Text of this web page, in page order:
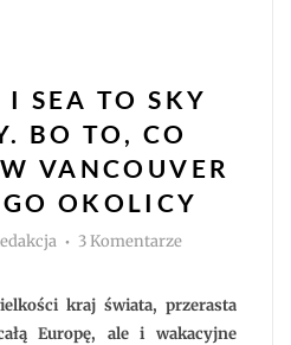
SEA TO SKY
BO TO, CO
VANCOUVER
OKOLICY
3 Komentarzedo
to
Sky
Highway.
kraj świata, przerasta
Europę, ale i wakacyjne